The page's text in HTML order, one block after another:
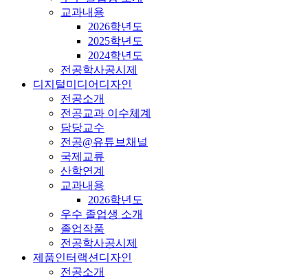
교과내용
2026학년도
2025학년도
2024학년도
전공학사공시제
디지털미디어디자인
전공소개
전공교과 이수체계
담당교수
전공@유튜브채널
국제교류
산학연계
교과내용
2026학년도
우수 졸업생 소개
졸업작품
전공학사공시제
제품인터랙션디자인
전공소개